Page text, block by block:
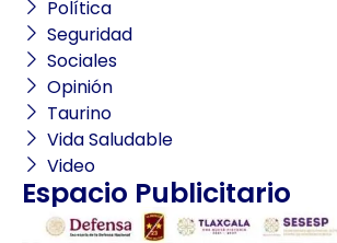
Política
Seguridad
Sociales
Opinión
Taurino
Vida Saludable
Video
Espacio Publicitario